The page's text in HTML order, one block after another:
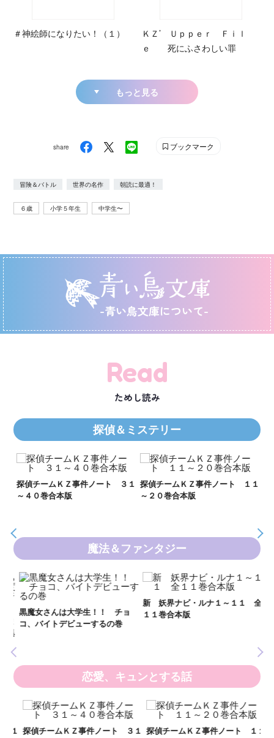
＃神絵師になりたい！（１）
ＫＺ’ Ｕｐｐｅｒ Ｆｉｌ
ｅ 死にふさわしい罪
もっと見る
share ブックマーク
冒険＆バトル 世界の名作 朝読に最適！
６歳 小学５年生 中学生〜
-青い鳥文庫について-
Read
ためし読み
探偵＆ミステリー
探偵チームＫＺ事件ノート ３１
～４０巻合本版
探偵チームＫＺ事件ノート １１
～２０巻合本版
魔法＆ファンタジー
黒魔女さんは大学生！！ チョ
コ、バイトデビューするの巻
新 妖界ナビ・ルナ１～１１ 全
１１巻合本版
恋愛、キュンとする話
探偵チームＫＺ事件ノート ３１ 探偵チームＫＺ事件ノート １１